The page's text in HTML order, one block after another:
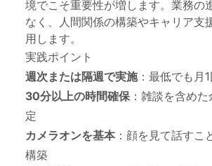
境でこそ重要性が増します。業務の
なく、人間関係の構築やキャリア支
用します。
実践ポイント
週次または隔週で実施：最低でも月
30分以上の時間確保 ：雑談を含め
定
カメラオンを基本：顔を見て話すこ
構築